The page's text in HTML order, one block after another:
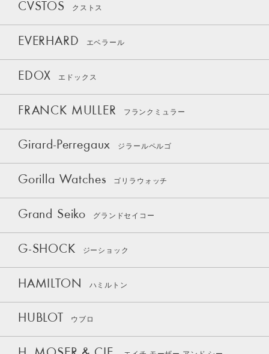
CVSTOS クストス
EVERHARD エベラール
EDOX エドックス
FRANCK MULLER フランクミュラー
Girard-Perregaux ジラールペルゴ
Gorilla Watches ゴリラウォッチ
Grand Seiko グランドセイコー
G-SHOCK ジーショック
HAMILTON ハミルトン
HUBLOT ウブロ